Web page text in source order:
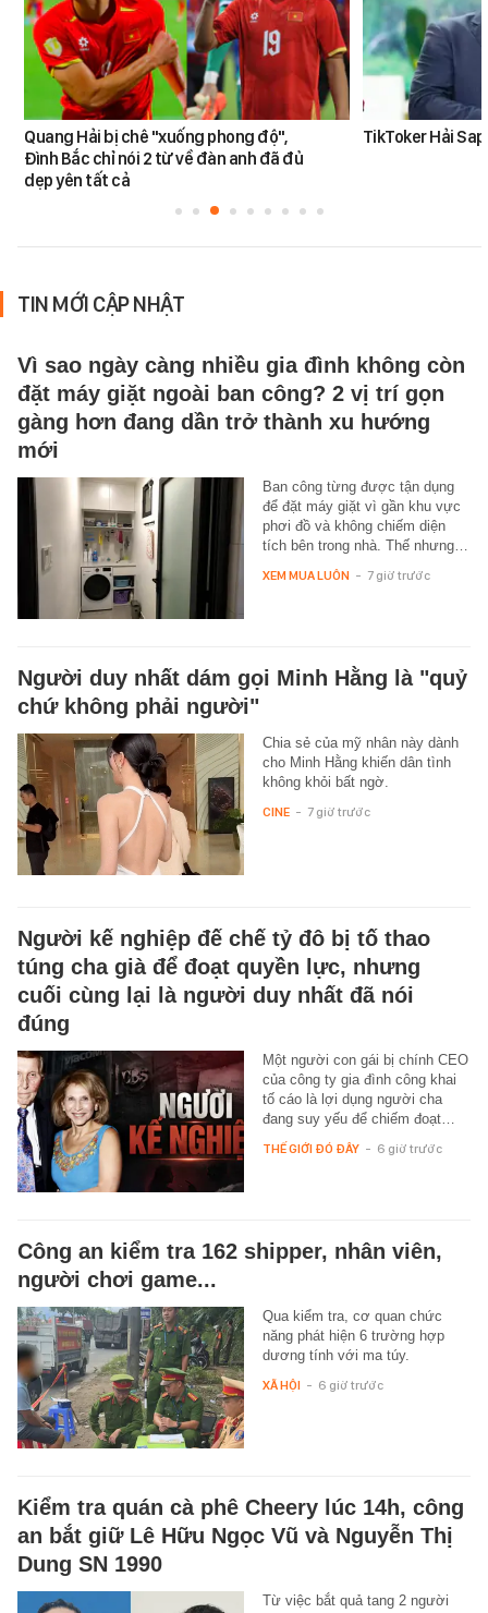
Quang Hải bị chê "xuống phong độ",
Đình Bắc chỉ nói 2 từ về đàn anh đã đủ
dẹp yên tất cả
TikToker Hải
TIN MỚI CẬP NHẬT
Vì sao ngày càng nhiều gia đình không còn
đặt máy giặt ngoài ban công? 2 vị trí gọn
gàng hơn đang dần trở thành xu hướng
mới
Ban công từng được tận dụng
để đặt máy giặt vì gần khu vực
phơi đồ và không chiếm diện
tích bên trong nhà. Thế nhưng…
XEM MUA LUÔN - 7 giờ trước
Người duy nhất dám gọi Minh Hằng là "quỷ
chứ không phải người"
Chia sẻ của mỹ nhân này dành
cho Minh Hằng khiến dân tình
không khỏi bất ngờ.
CINE - 7 giờ trước
Người kế nghiệp đế chế tỷ đô bị tố thao
túng cha già để đoạt quyền lực, nhưng
cuối cùng lại là người duy nhất đã nói
đúng
Một người con gái bị chính CEO
của công ty gia đình công khai
tố cáo là lợi dụng người cha
đang suy yếu để chiếm đoạt…
THẾ GIỚI ĐÓ ĐÂY - 6 giờ trước
Công an kiểm tra 162 shipper, nhân viên,
người chơi game...
Qua kiểm tra, cơ quan chức
năng phát hiện 6 trường hợp
dương tính với ma túy.
XÃ HỘI - 6 giờ trước
Kiểm tra quán cà phê Cheery lúc 14h, công
an bắt giữ Lê Hữu Ngọc Vũ và Nguyễn Thị
Dung SN 1990
Từ việc bắt quả tang 2 người